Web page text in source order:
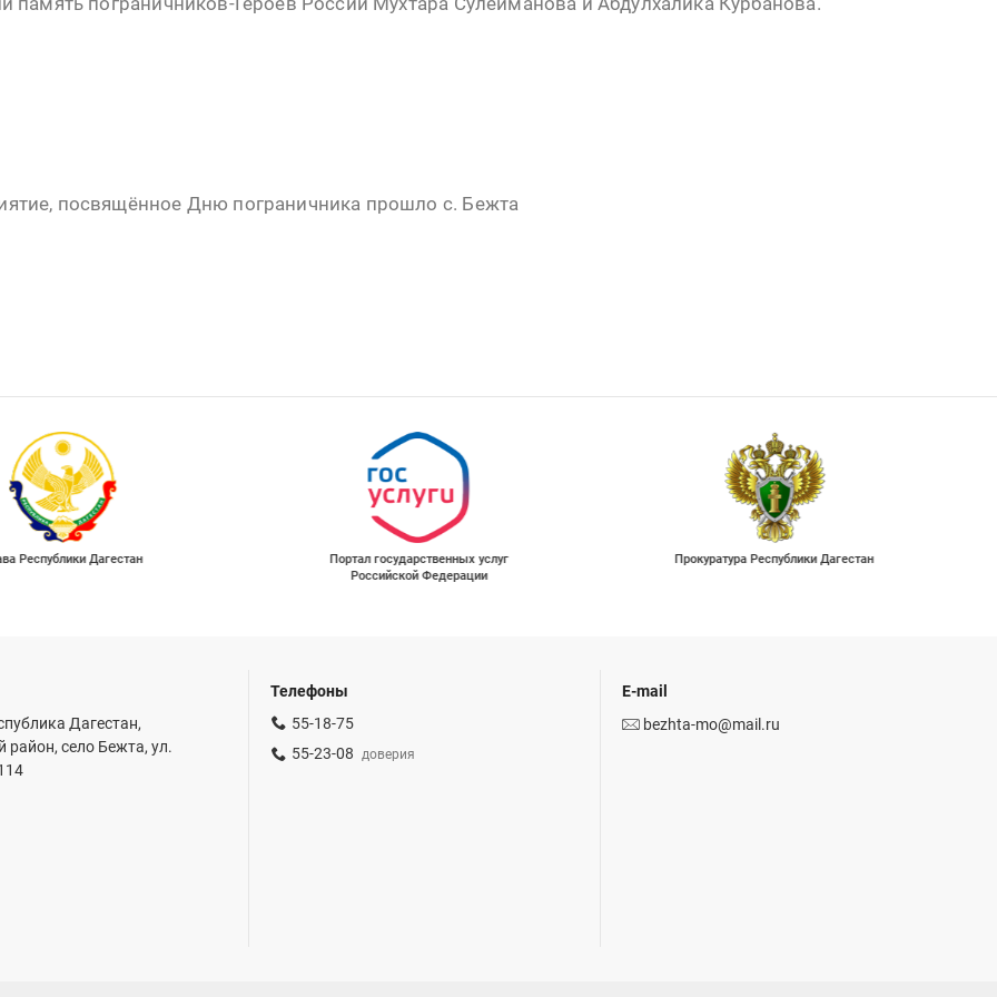
посвящённое Дню пограничника прошло с. Бежта
Республики Дагестан
Портал государственных услуг
Российской Федерации
Прокуратура Республики Дагестан
Дагестан,
район, село Бежта, ул.
Телефоны
55-18-75
55-23-08
доверия
E-mail
bezhta-mo@mail.ru